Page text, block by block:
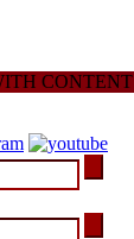
CONTENT